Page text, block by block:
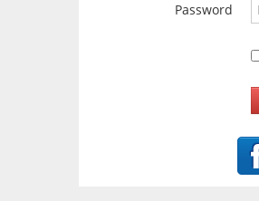
Password